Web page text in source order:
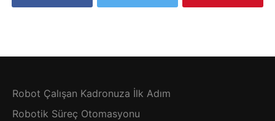
Robot Çalışan Kadronuza İlk Adım
Robotik Süreç Otomasyonu